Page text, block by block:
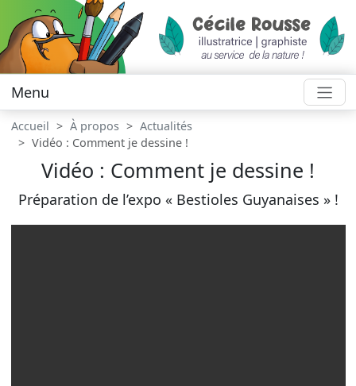
Menu
Accueil À propos
Actualités
Vidéo : Comment je dessine !
Vidéo : Comment je dessine !
Préparation de l’expo « Bestioles Guyanaises » !